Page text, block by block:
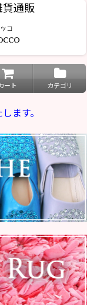
貨通販
ート カテゴリ
ます。